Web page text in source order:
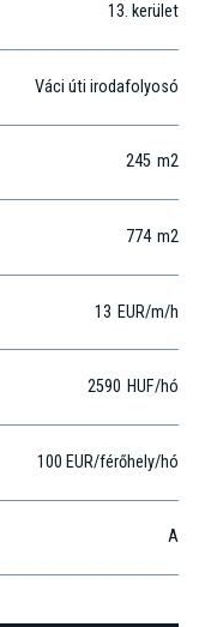
13. kerület
Váci úti irodafolyosó
245 m2
774 m2
13 EUR/m/h
2590 HUF/hó
100 EUR/férőhely/hó
A